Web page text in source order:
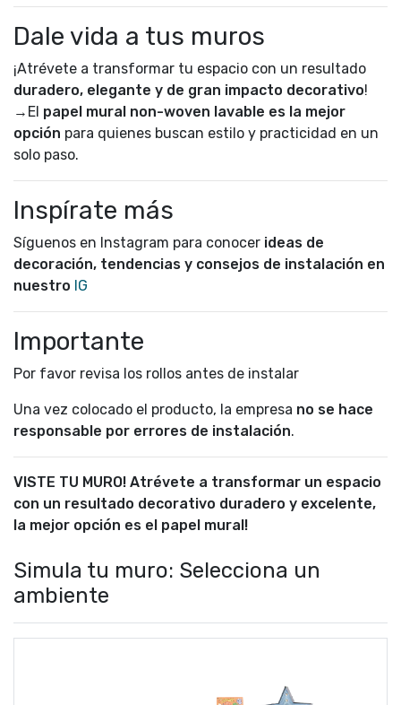
Dale vida a tus muros
¡Atrévete a transformar tu espacio con un resultado
duradero, elegante y de gran impacto decorativo!
→El papel mural non-woven lavable es la mejor
opción para quienes buscan estilo y practicidad en un
solo paso.
Inspírate más
Síguenos en Instagram para conocer ideas de
decoración, tendencias y consejos de instalación en
nuestro IG
Importante
Por favor revisa los rollos antes de instalar
Una vez colocado el producto, la empresa no se hace
responsable por errores de instalación.
VISTE TU MURO! Atrévete a transformar un espacio
con un resultado decorativo duradero y excelente,
la mejor opción es el papel mural!
Simula tu muro: Selecciona un
ambiente